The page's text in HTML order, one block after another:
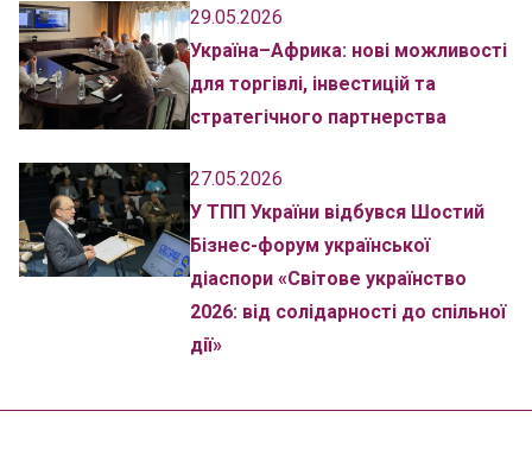
29.05.2026
Україна–Африка: нові можливості
для торгівлі, інвестицій та
стратегічного партнерства
27.05.2026
У ТПП України відбувся Шостий
Бізнес-форум української
діаспори «Світове українство
2026: від солідарності до спільної
дії»